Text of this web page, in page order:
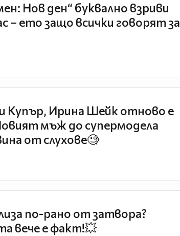
Нов ден“ буквално взриви
– ето защо всички говорят за
Купър, Ирина Шейк отново е
мъж до супермодела
от слухове🧐
по-рано от затвора?
вече е факт!💥